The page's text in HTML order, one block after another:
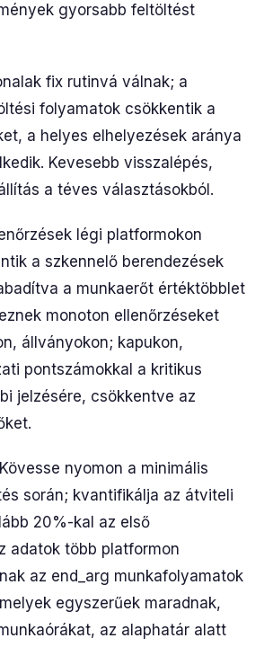
gyorsabb feltöltést
fix rutinvá válnak; a
folyamatok csökkentik a
a helyes elhelyezések aránya
Kevesebb visszalépés,
a téves választásokból.
légi platformokon
a szkennelő berendezések
a munkaerőt értéktöbblet
monoton ellenőrzéseket
állványokon; kapukon,
pontszámokkal a kritikus
jelzésére, csökkentve az
nyomon a minimális
során; kvantifikálja az átviteli
20%-kal az első
adatok több platformon
az end_arg munkafolyamatok
egyszerűek maradnak,
az alaphatár alatt